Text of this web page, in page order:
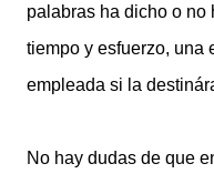
palabras ha dicho o no
tiempo y esfuerzo, una
empleada si la
No hay dudas de que